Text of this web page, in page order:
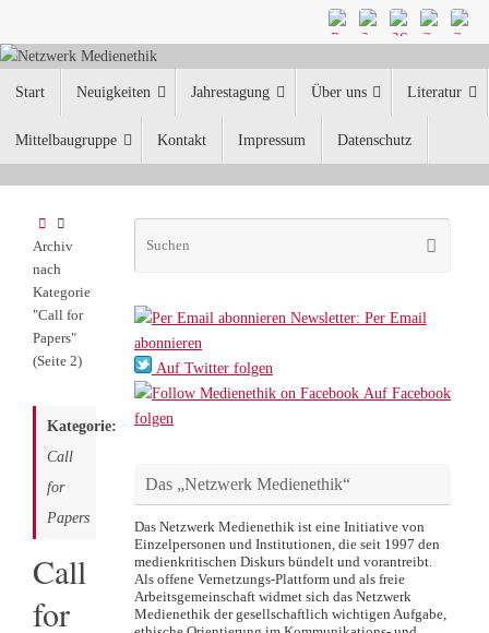
springen
Inhalt
Start Neuigkeiten Jahrestagung Über uns Literatur
Mittelbaugruppe Kontakt Impressum Datenschutz
Start
Archiv
nach
Kategorie
"Call for
Papers"
(Seite 2)
Kategorie:
Call
for
Papers
Call
for
Suchen
Newsletter: Per Email
abonnieren
Auf Twitter folgen
Auf Facebook
folgen
Das „Netzwerk Medienethik“
Das Netzwerk Medienethik ist eine Initiative von
Einzelpersonen und Institutionen, die seit 1997 den
medienkritischen Diskurs bündelt und vorantreibt.
Als offene Vernetzungs-Plattform und als freie
Arbeitsgemeinschaft widmet sich das Netzwerk
Medienethik der gesellschaftlich wichtigen Aufgabe,